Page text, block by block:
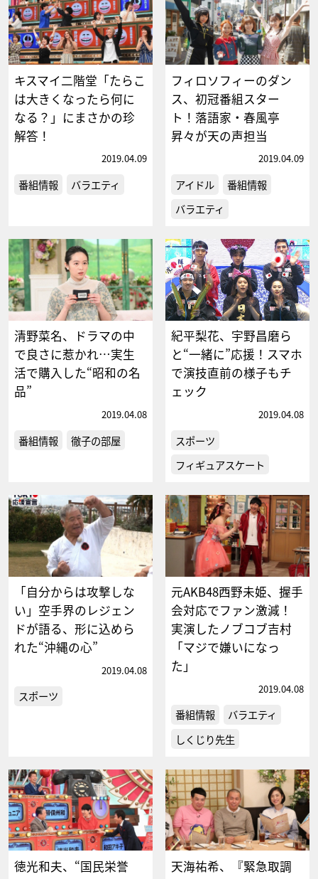
キスマイ二階堂「たらこ
は大きくなったら何に
なる？」にまさかの珍
解答！
2019.04.09
番組情報 バラエティ
フィロソフィーのダン
ス、初冠番組スター
ト！落語家・春風亭
昇々が天の声担当
2019.04.09
アイドル
番組情報
バラエティ
清野菜名、ドラマの中
で良さに惹かれ…実生
活で購入した“昭和の名
品”
2019.04.08
番組情報 徹子の部屋
紀平梨花、宇野昌磨ら
と“一緒に”応援！スマホ
で演技直前の様子もチ
ェック
2019.04.08
スポーツ
フィギュアスケート
「自分からは攻撃しな
い」空手界のレジェン
ドが語る、形に込めら
れた“沖縄の心”
2019.04.08
スポーツ
元AKB48西野未姫、握手
会対応でファン激減！
実演したノブコブ吉村
「マジで嫌いになっ
た」
2019.04.08
番組情報
バラエティ
しくじり先生
徳光和夫、“国民栄誉
天海祐希、『緊急取調